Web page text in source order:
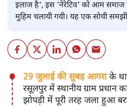
इलाज है', इस 'नेरेटिव' को आम समाज
मुहिम चलायी गयी। यह एक सोची समझी
29 जुलाई की सुबह आगराके
रसूलपुर में स्थानीय ग्राम
झोपड़ी में पूरी तरह जला हुआ